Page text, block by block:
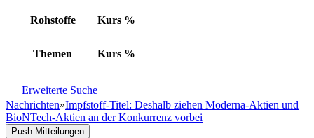
Rohstoffe Kurs %
Themen Kurs %
Erweiterte Suche
Nachrichten»Impfstoff-Titel: Deshalb ziehen Moderna-Aktien und
BioNTech-Aktien an der Konkurrenz vorbei
Push Mitteilungen